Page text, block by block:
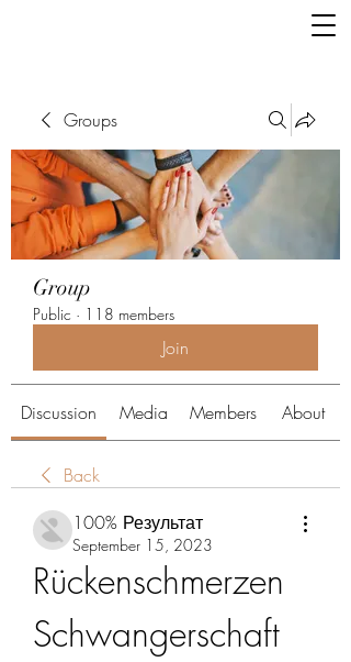
Groups
Group
Public · 118 members
Join
Discussion Media Members About
Back
100% Результат
September 15, 2023
Rückenschmerzen
Schwangerschaft